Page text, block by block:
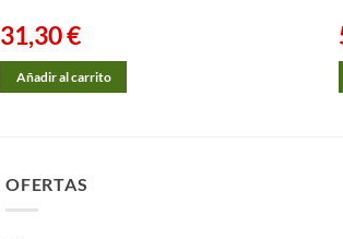
31,30€
Añadir al carrito
OFERTAS